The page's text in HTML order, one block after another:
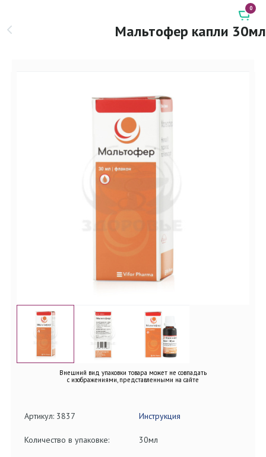
Мальтофер капли 30мл
0
Внешний вид упаковки товара может не совпадать
с изображениями, представленными на сайте
Артикул: 3837 Инструкция
Количество в упаковке: 30мл